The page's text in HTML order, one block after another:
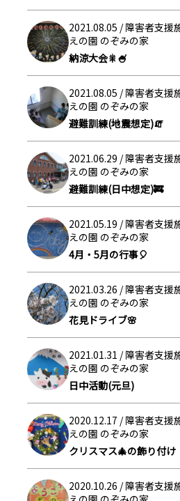
2021.08.05 /障害者支援
えの園 のぞみの家
納涼大会🎇🍧
2021.08.05 /障害者支援
えの園 のぞみの家
避難訓練(地震想定)🧯
2021.06.29 /障害者支援
えの園 のぞみの家
避難訓練(日中想定)🚒
2021.05.19 /障害者支援
えの園 のぞみの家
4月・5月の行事🎈
2021.03.26 /障害者支援
えの園 のぞみの家
花見ドライブ🌸
2021.01.31 /障害者支援
えの園 のぞみの家
日中活動(元旦)
2020.12.17 /障害者支援
えの園 のぞみの家
クリスマス🎄の飾り付け
2020.10.26 /障害者支援